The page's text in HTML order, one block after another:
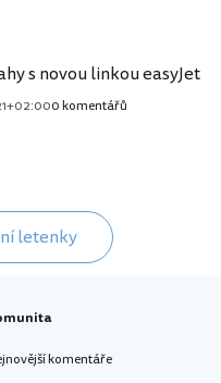
s novou linkou easyJet
0 komentářů
letenky
komentáře